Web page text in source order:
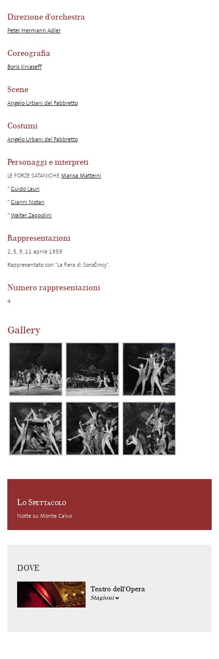
Direzione d'orchestra
Peter Hermann Adler
Coreografia
Boris Kniaseff
Scene
Angelo Urbani del Fabbretto
Costumi
Angelo Urbani del Fabbretto
Personaggi e interpreti
LE FORZE SATANICHEMarisa Matteini
*Guido Lauri
*Gianni Notari
*Walter Zappolini
Rappresentazioni
2, 5, 9, 11 aprile 1959
Rappresentato con "La fiera di Soročincy".
Numero rappresentazioni
4
Gallery
Lo Spettacolo
Notte su Monte Calvo
DOVE
Teatro dell'Opera
Stagioni